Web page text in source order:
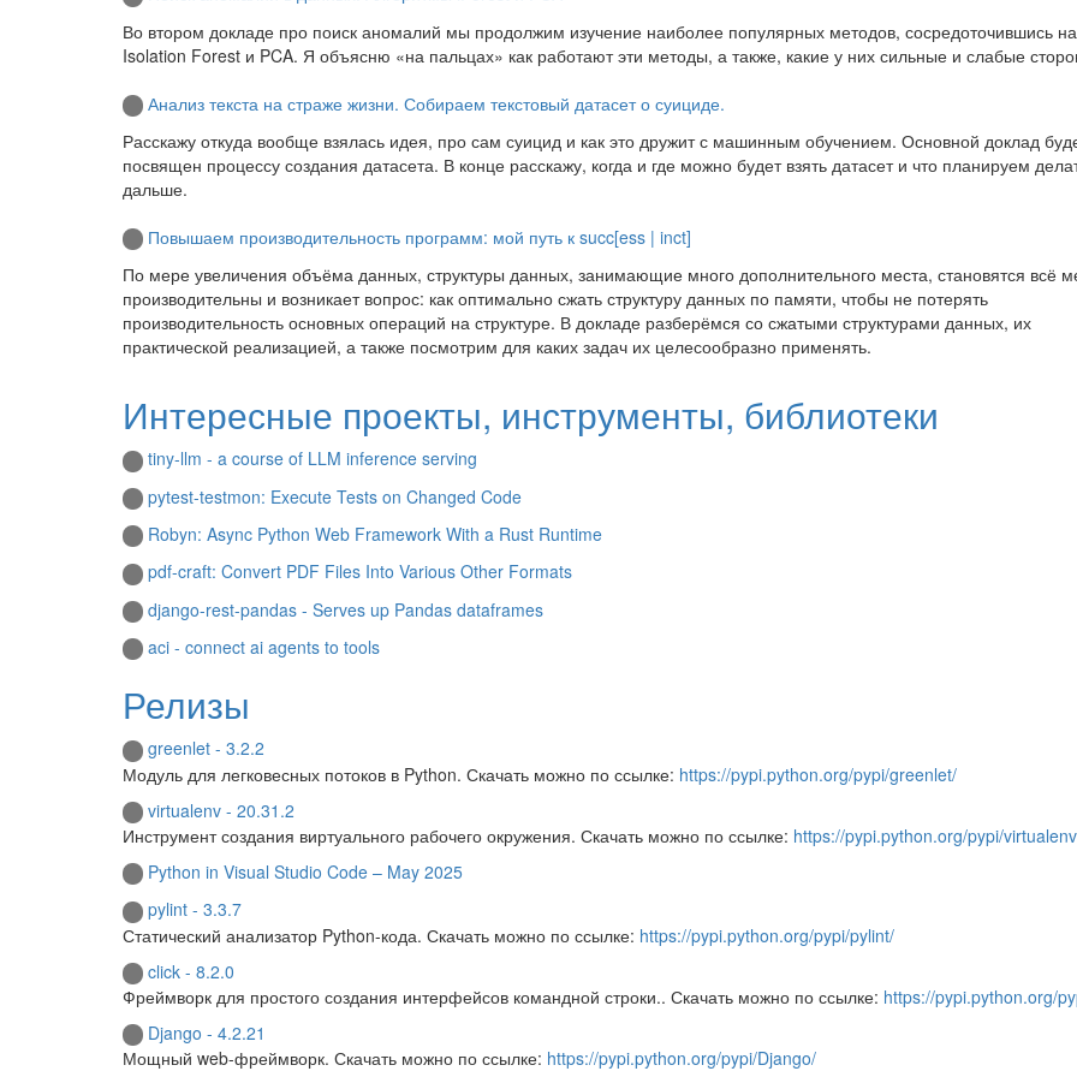
Во втором докладе про поиск аномалий мы продолжим изучение наиболее популярных методов, сосредоточившись на
Isolation Forest и PCA. Я объясню «на пальцах» как работают эти методы, а также, какие у них сильные и слабые
Анализ текста на страже жизни. Собираем текстовый датасет о суициде.
Расскажу откуда вообще взялась идея, про сам суицид и как это дружит с машинным обучением. Основной доклад
посвящен процессу создания датасета. В конце расскажу, когда и где можно будет взять датасет и что планируем
дальше.
Повышаем производительность программ: мой путь к succ[ess | inct]
По мере увеличения объёма данных, структуры данных, занимающие много дополнительного места, становятся всё
производительны и возникает вопрос: как оптимально сжать структуру данных по памяти, чтобы не потерять
производительность основных операций на структуре. В докладе разберёмся со сжатыми структурами данных, их
практической реализацией, а также посмотрим для каких задач их целесообразно применять.
Интересные проекты, инструменты, библиотеки
tiny-llm - a course of LLM inference serving
pytest-testmon: Execute Tests on Changed Code
Robyn: Async Python Web Framework With a Rust Runtime
pdf-craft: Convert PDF Files Into Various Other Formats
django-rest-pandas - Serves up Pandas dataframes
aci - connect ai agents to tools
Релизы
greenlet - 3.2.2
Модуль для легковесных потоков в Python. Скачать можно по ссылке: https://pypi.python.org/pypi/greenlet/
virtualenv - 20.31.2
Инструмент создания виртуального рабочего окружения. Скачать можно по ссылке: https://pypi.python.org/pypi/virtualenv
Python in Visual Studio Code – May 2025
pylint - 3.3.7
Статический анализатор Python-кода. Скачать можно по ссылке: https://pypi.python.org/pypi/pylint/
click - 8.2.0
Фреймворк для простого создания интерфейсов командной строки.. Скачать можно по ссылке: https://pypi.python.org/
Django - 4.2.21
Мощный web-фреймворк. Скачать можно по ссылке: https://pypi.python.org/pypi/Django/